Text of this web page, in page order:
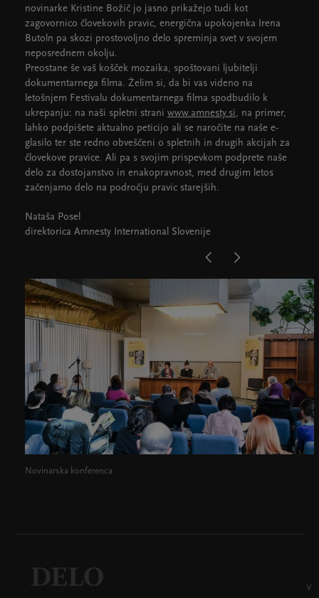
novinarke Kristine Božič jo jasno prikažejo tudi kot
zagovornico človekovih pravic, energična upokojenka Irena
Butoln pa skozi prostovoljno delo spreminja svet v svojem
neposrednem okolju.
Preostane še vaš košček mozaika, spoštovani ljubitelji
dokumentarnega filma. Želim si, da bi vas videno na
letošnjem Festivalu dokumentarnega filma spodbudilo k
ukrepanju: na naši spletni strani www.amnesty.si, na primer,
lahko podpišete aktualno peticijo ali se naročite na naše e-
glasilo ter ste redno obveščeni o spletnih in drugih akcijah za
človekove pravice. Ali pa s svojim prispevkom podprete naše
delo za dostojanstvo in enakopravnost, med drugim letos
začenjamo delo na področju pravic starejših.
Nataša Posel
direktorica Amnesty International Slovenije
Novinarska konferenca
V sodelovanju z Veleposlaništvom Švice